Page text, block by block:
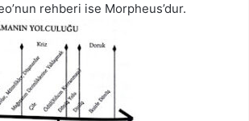
rehberi ise Morpheus’dur.